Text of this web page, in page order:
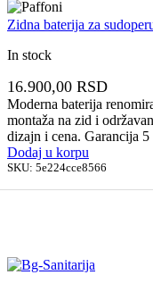
Zidna baterija za
In stock
16.900,00 RSD
Moderna baterija
montaža na zid i
dizajn i cena. Garancija
Dodaj u korpu
SKU: 5e224cce8566